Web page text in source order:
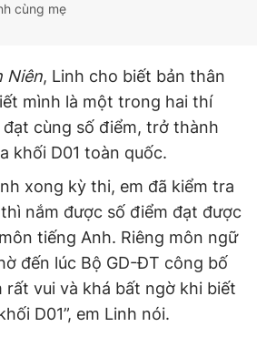
thuộc về Báo Thanh Niên. Cấm sao
nếu không có sự chấp thuận bằng văn
cùng mẹ
Niên, Linh cho biết bản thân
mình là một trong hai thí
cùng số điểm, trở thành
khối D01 toàn quốc.
xong kỳ thi, em đã kiểm tra
nắm được số điểm đạt được
tiếng Anh. Riêng môn ngữ
đến lúc Bộ GD-ĐT công bố
rất vui và khá bất ngờ khi biết
D01”, em Linh nói.